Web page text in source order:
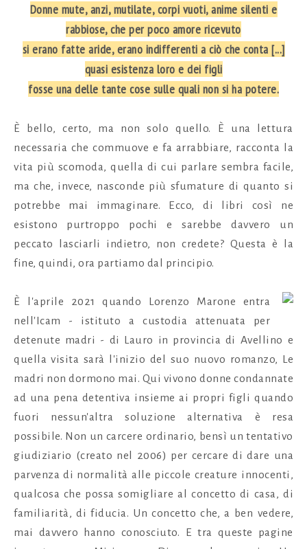
Donne mute, anzi, mutilate, corpi vuoti, anime silenti e
rabbiose, che per poco amore ricevuto
si erano fatte aride, erano indifferenti a ciò che conta [...]
quasi esistenza loro e dei figli
fosse una delle tante cose sulle quali non si ha potere.
È bello, certo, ma non solo quello. È una lettura
necessaria che commuove e fa arrabbiare, racconta la
vita più scomoda, quella di cui parlare sembra facile,
ma che, invece, nasconde più sfumature di quanto si
potrebbe mai immaginare. Ecco, di libri così ne
esistono purtroppo pochi e sarebbe davvero un
peccato lasciarli indietro, non credete? Questa è la
fine, quindi, ora partiamo dal principio.
È l'aprile 2021 quando Lorenzo Marone entra
nell'Icam - istituto a custodia attenuata per
detenute madri - di Lauro in provincia di Avellino e
quella visita sarà l'inizio del suo nuovo romanzo, Le
madri non dormono mai. Qui vivono donne condannate
ad una pena detentiva insieme ai propri figli quando
fuori nessun'altra soluzione alternativa è resa
possibile. Non un carcere ordinario, bensì un tentativo
giudiziario (creato nel 2006) per cercare di dare una
parvenza di normalità alle piccole creature innocenti,
qualcosa che possa somigliare al concetto di casa, di
familiarità, di fiducia. Un concetto che, a ben vedere,
mai davvero hanno conosciuto. E tra queste pagine